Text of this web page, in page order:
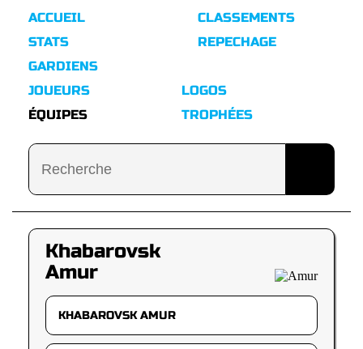
ACCUEIL
STATS
GARDIENS
CLASSEMENTS
REPECHAGE
JOUEURS
ÉQUIPES
LOGOS
TROPHÉES
Khabarovsk
Amur